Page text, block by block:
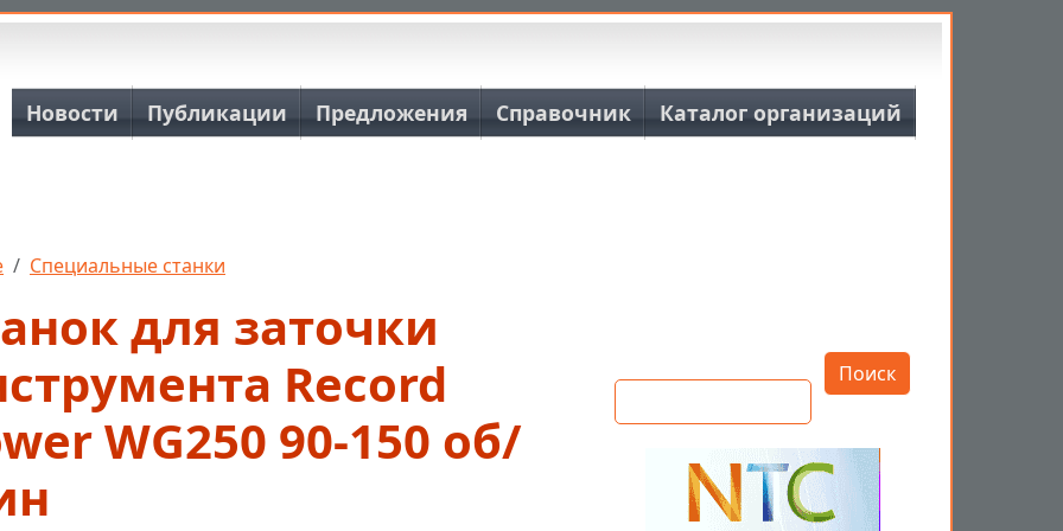
Основная навигация
Новости Публикации Предложения Справочник Каталог организаций
Специальные станки
для заточки
Record
WG250 90-150 об/